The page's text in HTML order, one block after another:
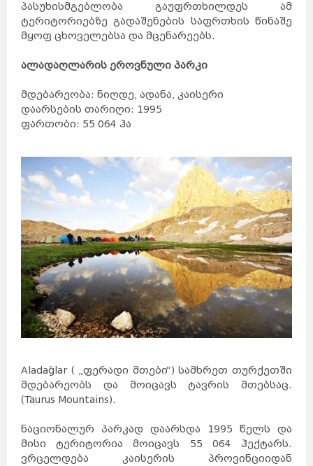
პასუხისმგებლობა გაუფრთხილდეს ამ
ტერიტორიებზე გადაშენების საფრთხის წინაშე
მყოფ ცხოველებსა და მცენარეებს.
ალადაღლარის ეროვნული პარკი
მდებარეობა: ნიღდე, ადანა, კაისერი
დაარსების თარიღი: 1995
ფართობი: 55 064 ჰა
Aladağlar ( „ფერადი მთები“) სამხრეთ თურქეთში
მდებარეობს და მოიცავს ტავრის მთებსაც.
(Taurus Mountains).
ნაციონალურ პარკად დაარსდა 1995 წელს და
მისი ტერიტორია მოიცავს 55 064 ჰექტარს.
ვრცელდება კაისერის პროვინციიდან